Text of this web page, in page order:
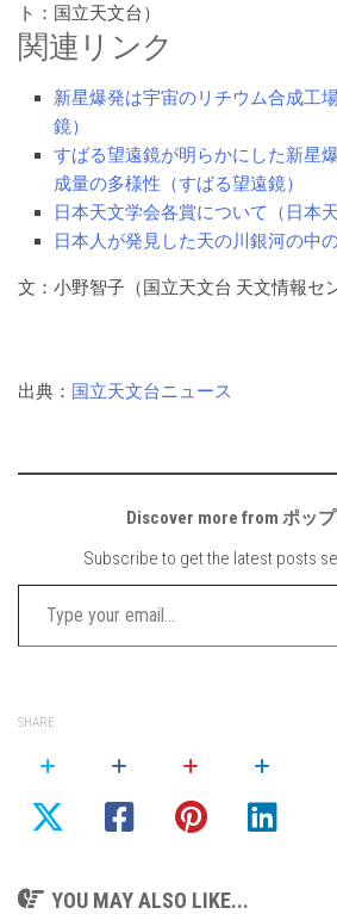
ト：国立天文台）
関連リンク
新星爆発は宇宙のリチウム合成工
鏡）
すばる望遠鏡が明らかにした新星
成量の多様性（すばる望遠鏡）
日本天文学会各賞について（日本天
日本人が発見した天の川銀河の中
文：小野智子（国立天文台 天文情報セ
出典： 国立天文台ニュース
Discover more from ポッ
Subscribe to get the latest posts
Type your email…
SHARE
YOU MAY ALSO LIKE...